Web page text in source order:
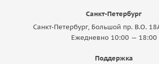
Санкт-Петербург
Санкт-Петербург, Большой пр. В.О.
Ежедневно 10:00 — 18:00
Поддержка